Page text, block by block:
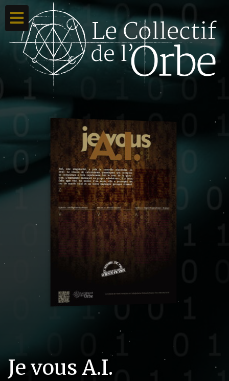
Accueil
Ton compte
Toutes nos créations
Qui sommes nous ?
Contacte-nous
Je vous A.I.